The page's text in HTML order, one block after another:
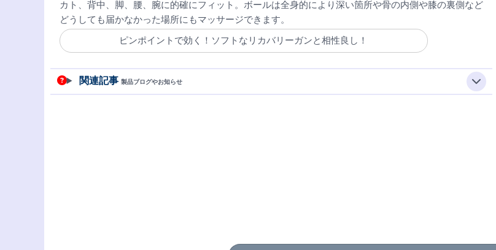
カト、背中、脚、腰、腕に的確にフィット。ボールは全身的により深い箇所や骨の内側や膝の裏側など
どうしても届かなかった場所にもマッサージできます。
ピンポイントで効く！ソフトなリカバリーガンと相性良し！
関連記事 製品ブログやお知らせ